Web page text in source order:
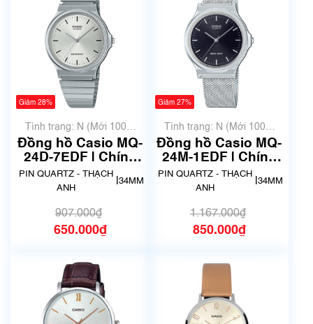
Giảm 28%
Tình trạng: N (Mới 100%
chưa qua sử dụng)
Đồng hồ Casio MQ-
24D-7EDF | Chính
hãng
PIN QUARTZ - THẠCH
ANH
34MM
907.000₫
650.000₫
Giảm 27%
Tình trạng: N (Mới 100%
chưa qua sử dụng)
Đồng hồ Casio MQ-
24M-1EDF | Chính
hãng
PIN QUARTZ - THẠCH
ANH
34MM
1.167.000₫
850.000₫